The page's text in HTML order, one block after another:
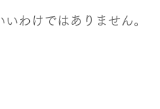
わけではありません。